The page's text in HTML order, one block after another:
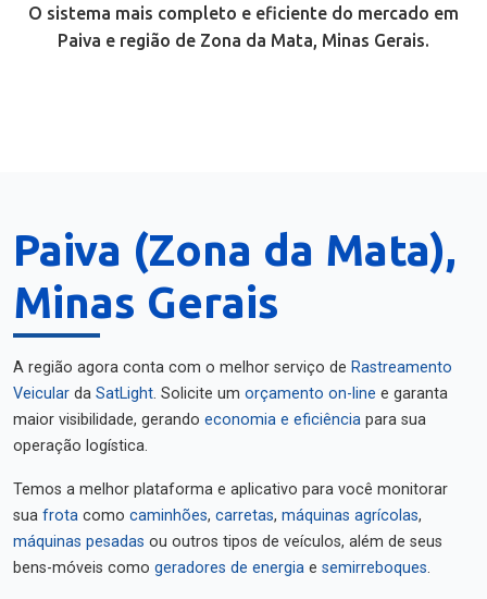
O sistema mais completo e eficiente do mercado em
Paiva e região de Zona da Mata, Minas Gerais.
Paiva (Zona da Mata),
Minas Gerais
A região agora conta com o melhor serviço de Rastreamento
Veicular da SatLight. Solicite um orçamento on-line e garanta
maior visibilidade, gerando economia e eficiência para sua
operação logística.
Temos a melhor plataforma e aplicativo para você monitorar
sua frota como caminhões, carretas, máquinas agrícolas,
máquinas pesadas ou outros tipos de veículos, além de seus
bens-móveis como geradores de energia e semirreboques.